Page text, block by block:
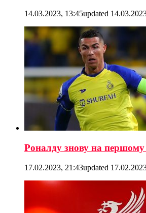
14.03.2023, 13:45updated
Роналду знову на першому
17.02.2023, 21:43updated